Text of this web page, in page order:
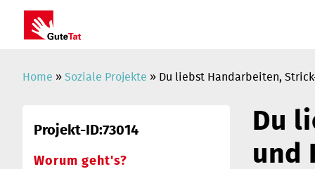
Home » Soziale Projekte » Du liebst Handarbeiten,
Projekt-ID:73014
Worum geht's?
Du
und